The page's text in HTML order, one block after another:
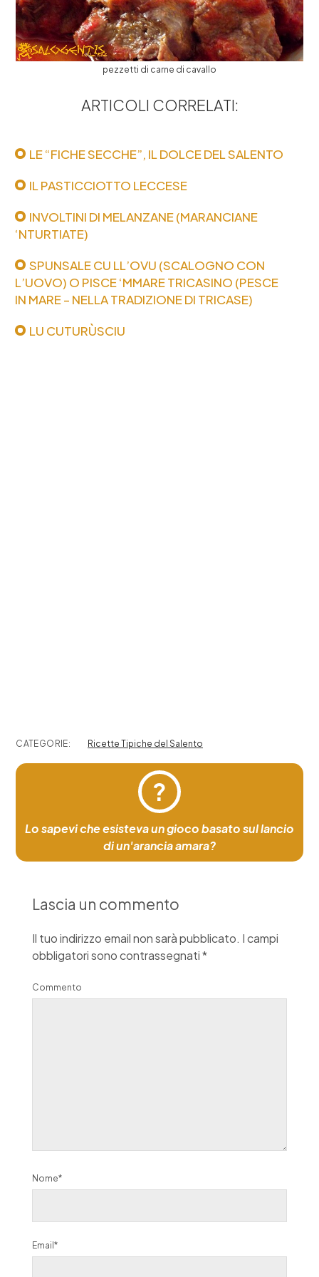
pezzetti di carne di cavallo
ARTICOLI CORRELATI:
LE “FICHE SECCHE”, IL DOLCE DEL SALENTO
IL PASTICCIOTTO LECCESE
INVOLTINI DI MELANZANE (MARANCIANE
‘NTURTIATE)
SPUNSALE CU LL’OVU (SCALOGNO CON
L’UOVO) O PISCE ‘MMARE TRICASINO (PESCE
IN MARE – NELLA TRADIZIONE DI TRICASE)
LU CUTURÙSCIU
CATEGORIE: Ricette Tipiche del Salento
?
Lo sapevi che esisteva un gioco basato sul lancio
di un'arancia amara?
Lascia un commento
Il tuo indirizzo email non sarà pubblicato. I campi
obbligatori sono contrassegnati*
Commento
Nome*
Email*